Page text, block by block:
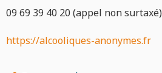
09 69 39 40 20 (appel non surtaxé)
https://alcooliques-anonymes.fr